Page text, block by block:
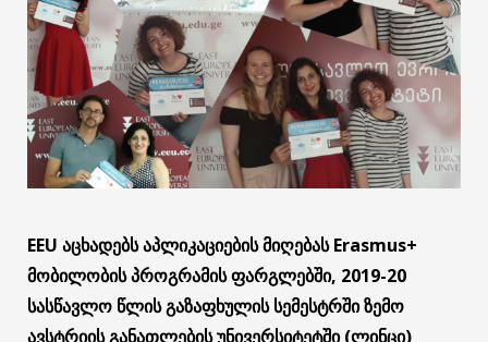
EEU აცხადებს აპლიკაციების მიღებასErasmus+
მობილობისპროგრამისფარგლებში, 2019-20
სასწავლო წლის გაზაფხულის სემესტრში ზემო
ავსტრიის განათლების უნივერსიტეტში (ლინცი)